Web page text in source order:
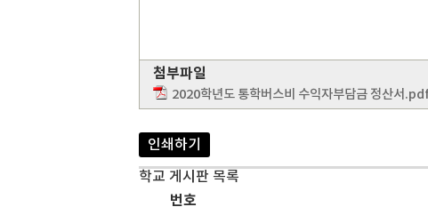
첨부파일
2020학년도 통학버스비 수익자부담금 정산서
인쇄하기
학교 게시판 목록
번호